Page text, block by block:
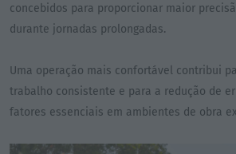
concebidos para proporcionar maior
durante jornadas prolongadas.
Uma operação mais confortável contribui
trabalho consistente e para a redução de
fatores essenciais em ambientes de obra